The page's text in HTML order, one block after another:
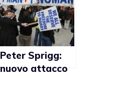
Peter Sprigg:
nuovo attacco